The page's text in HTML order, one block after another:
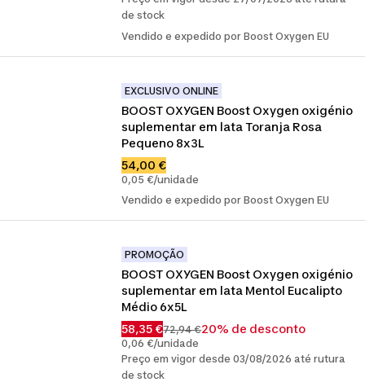
de stock
Vendido e expedido por Boost Oxygen EU
EXCLUSIVO ONLINE
BOOST OXYGEN Boost Oxygen oxigénio
suplementar em lata Toranja Rosa
Pequeno 8x3L
54,00 €
0,05 €/unidade
Vendido e expedido por Boost Oxygen EU
PROMOÇÃO
BOOST OXYGEN Boost Oxygen oxigénio
suplementar em lata Mentol Eucalipto
Médio 6x5L
58,35 €72,94 €20% de desconto
0,06 €/unidade
Preço em vigor desde 03/08/2026 até rutura
de stock